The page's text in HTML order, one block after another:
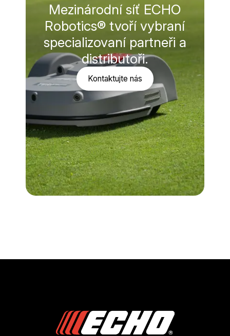
Mezinárodní síť ECHO
Robotics® tvoří vybraní
specializovaní partneři a
distributoři.
Kontaktujte nás